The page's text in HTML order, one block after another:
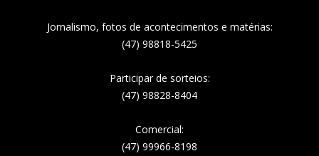
Jornalismo, fotos de acontecimentos e matérias:
(47) 98818-5425
Participar de sorteios:
(47) 98828-8404
Comercial:
(47) 99966-8198